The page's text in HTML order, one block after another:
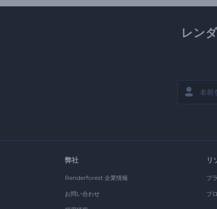
レン
弊社
Renderforest 企業情報
お問い合わせ
リ
ブ
ブ